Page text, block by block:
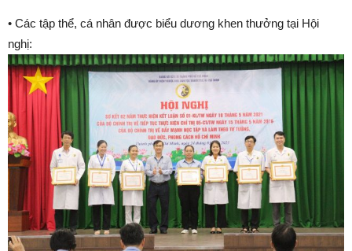
• Các tập thể, cá nhân được biểu dương khen thưởng tại Hội
nghị: